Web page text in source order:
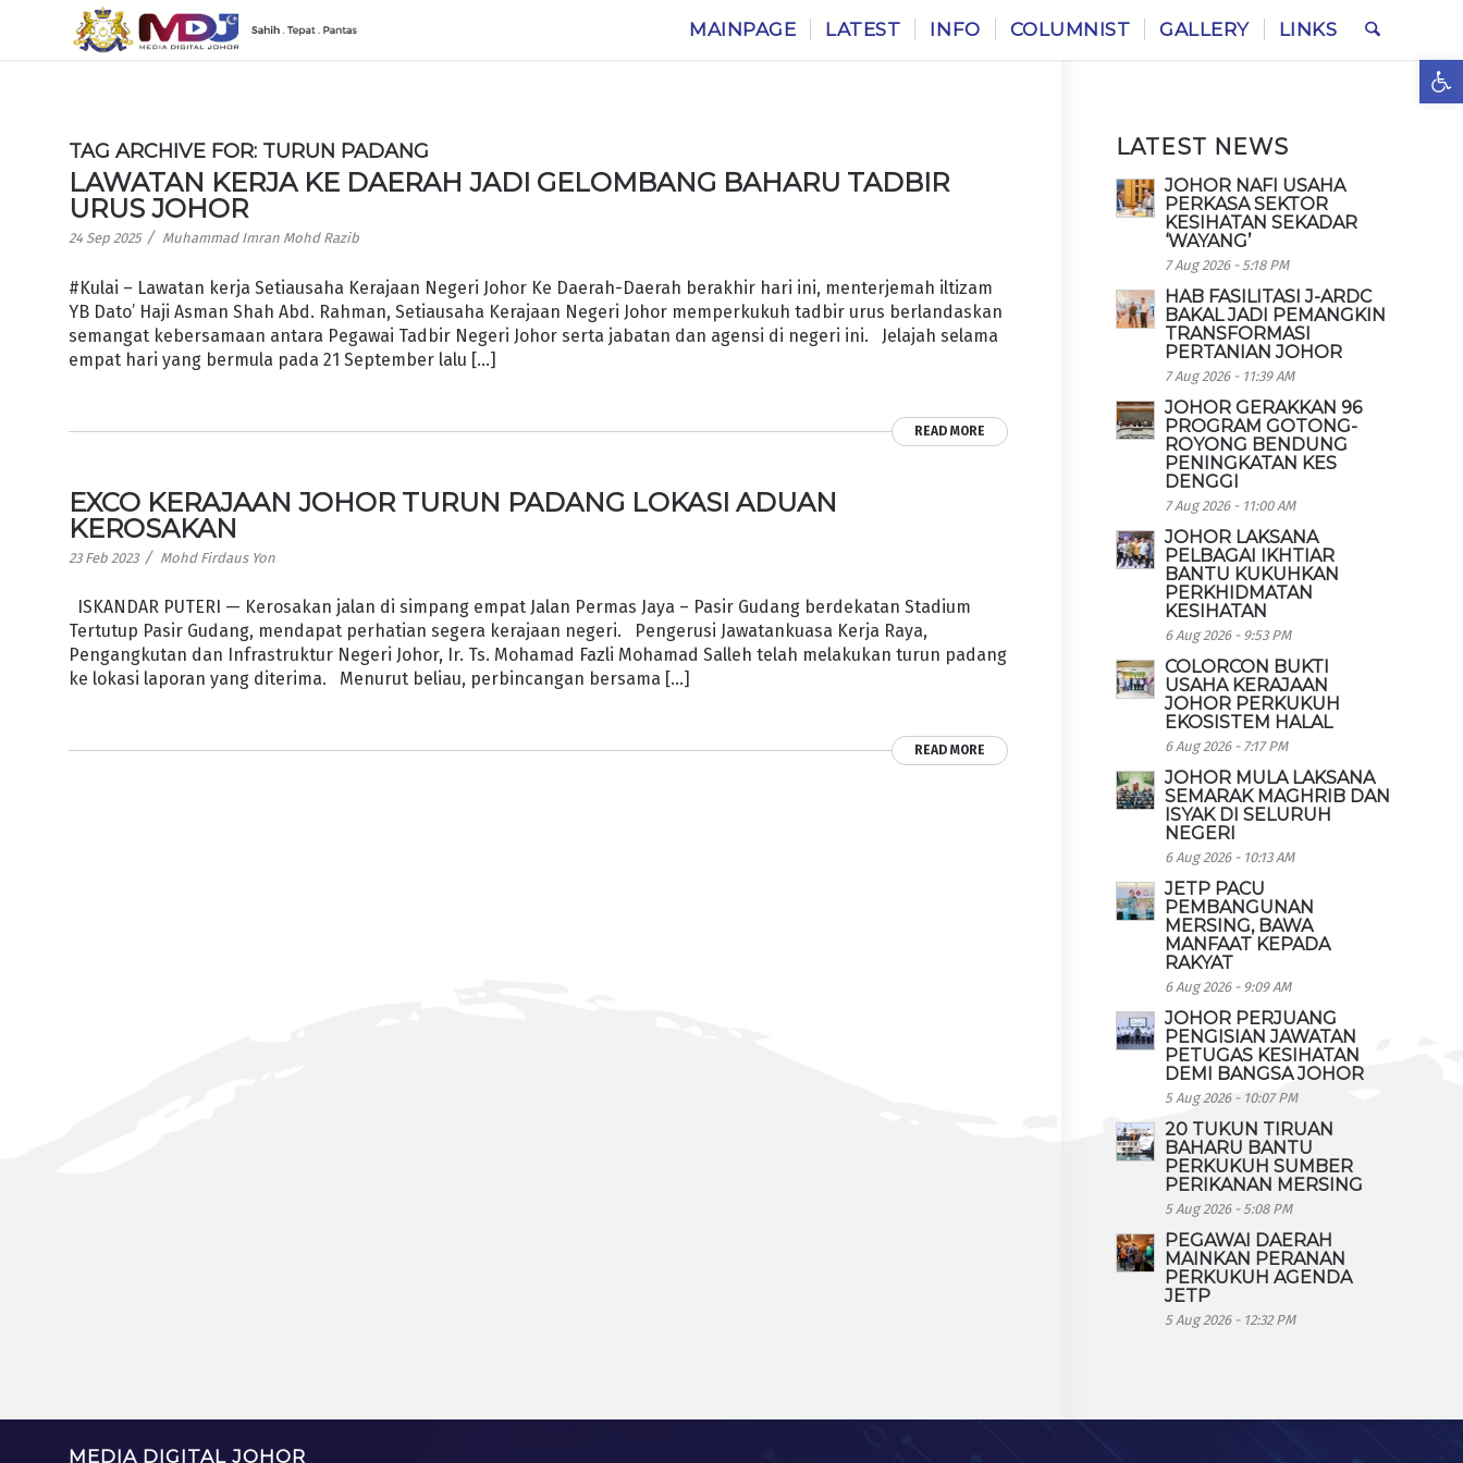
MAINPAGE LATEST INFO COLUMNIST GALLERY LINKS
TAG ARCHIVE FOR: TURUN PADANG
LAWATAN KERJA KE DAERAH JADI GELOMBANG BAHARU TADBIR
URUS JOHOR
24 Sep 2025 / Muhammad Imran Mohd Razib
#Kulai – Lawatan kerja Setiausaha Kerajaan Negeri Johor Ke Daerah-Daerah berakhir hari ini, menterjemah iltizam
YB Dato’ Haji Asman Shah Abd. Rahman, Setiausaha Kerajaan Negeri Johor memperkukuh tadbir urus berlandaskan
semangat kebersamaan antara Pegawai Tadbir Negeri Johor serta jabatan dan agensi di negeri ini. Jelajah selama
empat hari yang bermula pada 21 September lalu […]
READ MORE
EXCO KERAJAAN JOHOR TURUN PADANG LOKASI ADUAN
KEROSAKAN
23 Feb 2023 / Mohd Firdaus Yon
ISKANDAR PUTERI — Kerosakan jalan di simpang empat Jalan Permas Jaya – Pasir Gudang berdekatan Stadium
Tertutup Pasir Gudang, mendapat perhatian segera kerajaan negeri. Pengerusi Jawatankuasa Kerja Raya,
Pengangkutan dan Infrastruktur Negeri Johor, Ir. Ts. Mohamad Fazli Mohamad Salleh telah melakukan turun padang
ke lokasi laporan yang diterima. Menurut beliau, perbincangan bersama […]
READ MORE
LATEST NEWS
JOHOR NAFI USAHA
PERKASA SEKTOR
KESIHATAN SEKADAR
‘WAYANG’
7 Aug 2026 - 5:18 PM
HAB FASILITASI J-ARDC
BAKAL JADI PEMANGKIN
TRANSFORMASI
PERTANIAN JOHOR
7 Aug 2026 - 11:39 AM
JOHOR GERAKKAN 96
PROGRAM GOTONG-
ROYONG BENDUNG
PENINGKATAN KES
DENGGI
7 Aug 2026 - 11:00 AM
JOHOR LAKSANA
PELBAGAI IKHTIAR
BANTU KUKUHKAN
PERKHIDMATAN
KESIHATAN
6 Aug 2026 - 9:53 PM
COLORCON BUKTI
USAHA KERAJAAN
JOHOR PERKUKUH
EKOSISTEM HALAL
6 Aug 2026 - 7:17 PM
JOHOR MULA LAKSANA
SEMARAK MAGHRIB DAN
ISYAK DI SELURUH
NEGERI
6 Aug 2026 - 10:13 AM
JETP PACU
PEMBANGUNAN
MERSING, BAWA
MANFAAT KEPADA
RAKYAT
6 Aug 2026 - 9:09 AM
JOHOR PERJUANG
PENGISIAN JAWATAN
PETUGAS KESIHATAN
DEMI BANGSA JOHOR
5 Aug 2026 - 10:07 PM
20 TUKUN TIRUAN
BAHARU BANTU
PERKUKUH SUMBER
PERIKANAN MERSING
5 Aug 2026 - 5:08 PM
PEGAWAI DAERAH
MAINKAN PERANAN
PERKUKUH AGENDA
JETP
5 Aug 2026 - 12:32 PM
MEDIA DIGITAL JOHOR